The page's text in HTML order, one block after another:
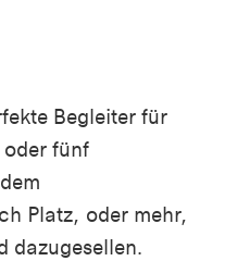
Begleiter für
oder fünf
Platz, oder mehr,
dazugesellen.